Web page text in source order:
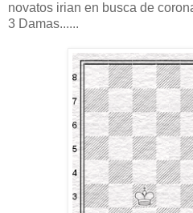
novatos irian en busca de
3 Damas......